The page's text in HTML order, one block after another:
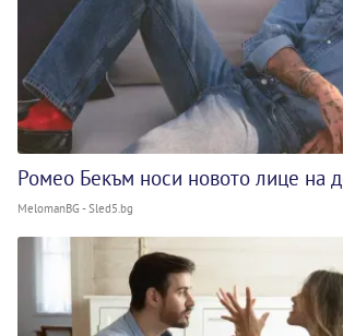
Ромео Бекъм носи новото лице на
MelomanBG - Sled5.bg